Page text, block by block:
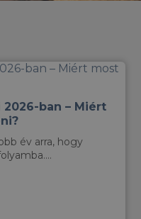
ban – Miért
év arra, hogy